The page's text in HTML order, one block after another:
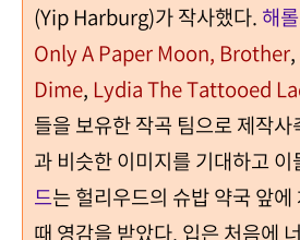
(Yip Harburg)가 작사했다. 해
Only A Paper Moon, Brother,
Dime, Lydia The Tattooed
들을 보유한작곡 팀으로 제작
과 비슷한 이미지를 기대하고
드는 헐리우드의 슈밥 약국 앞
때 영감을 받았다. 입은 처음에